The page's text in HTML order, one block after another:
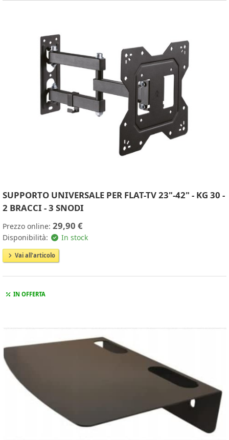
SUPPORTO UNIVERSALE PER FLAT-TV 23"-42" - KG 30 -
2 BRACCI - 3 SNODI
Prezzo online: 29,90 €
Disponibilità: In stock
Vai all'articolo
IN OFFERTA